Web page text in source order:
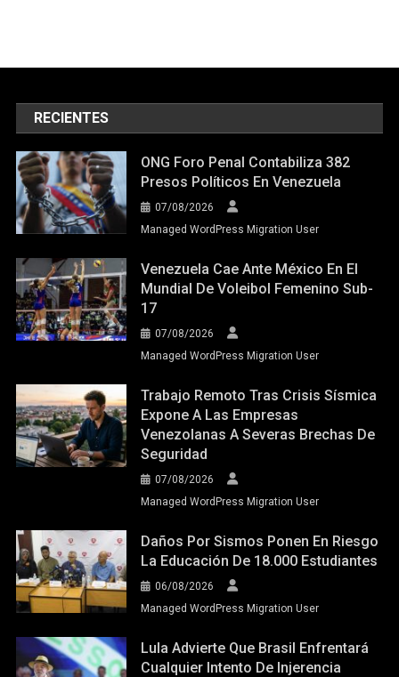
RECIENTES
ONG Foro Penal Contabiliza 382
Presos Políticos En Venezuela
07/08/2026
Managed WordPress Migration User
Venezuela Cae Ante México En El
Mundial De Voleibol Femenino Sub-
17
07/08/2026
Managed WordPress Migration User
Trabajo Remoto Tras Crisis Sísmica
Expone A Las Empresas
Venezolanas A Severas Brechas De
Seguridad
07/08/2026
Managed WordPress Migration User
Daños Por Sismos Ponen En Riesgo
La Educación De 18.000 Estudiantes
06/08/2026
Managed WordPress Migration User
Lula Advierte Que Brasil Enfrentará
Cualquier Intento De Injerencia